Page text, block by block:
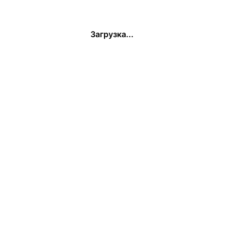
Загрузка...